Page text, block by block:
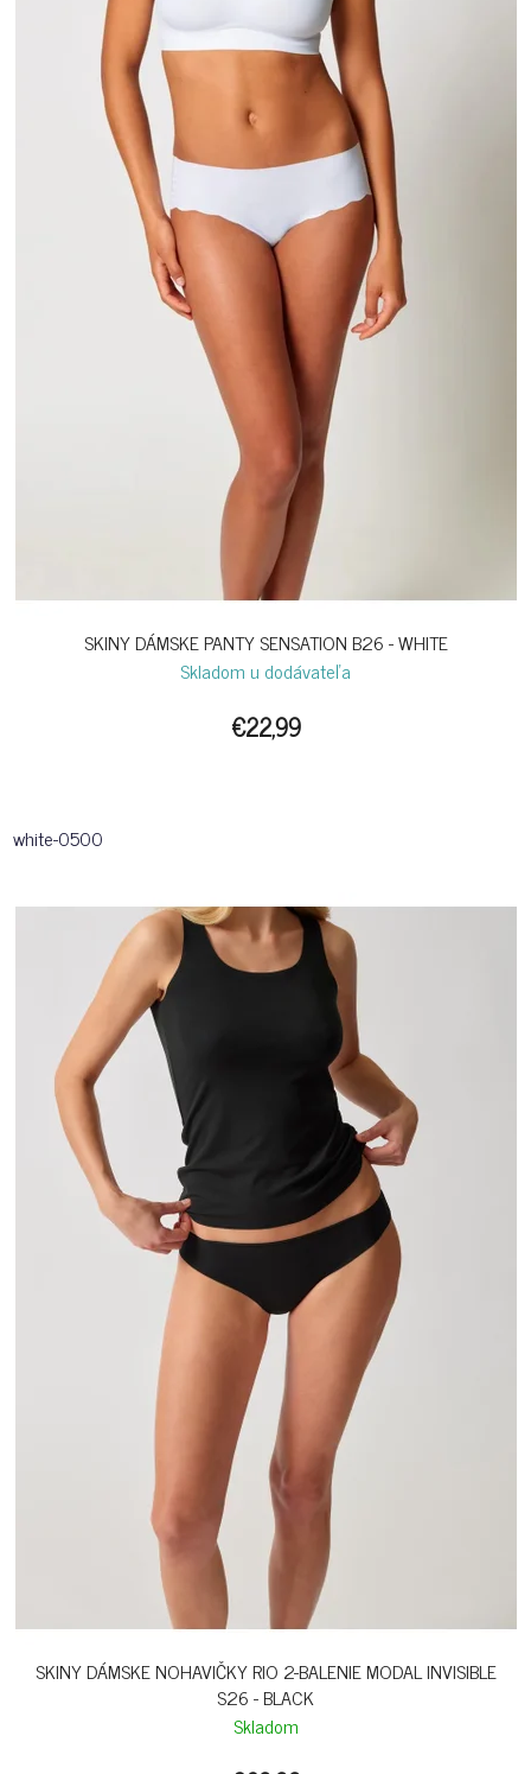
SKINY DÁMSKE PANTY SENSATION B26 - WHITE
Skladom u dodávateľa
€22,99
white-0500
SKINY DÁMSKE NOHAVIČKY RIO 2-BALENIE MODAL INVISIBLE
S26 - BLACK
Skladom